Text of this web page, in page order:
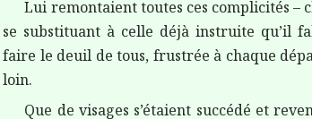
Lui remontaient toutes ces complicités
se substituant à celle déjà instruite qu’il
faire le deuil de tous, frustrée à chaque
loin.
Que de visages s’étaient succédé et